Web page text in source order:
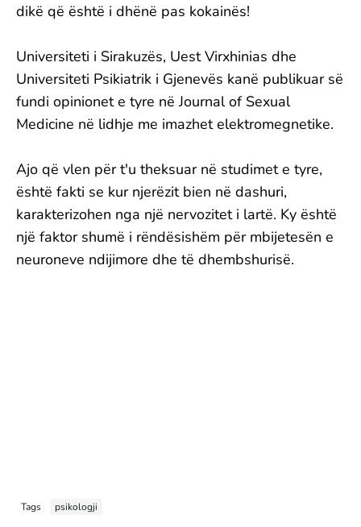
dikë që është i dhënë pas kokainës!
Universiteti i Sirakuzës, Uest Virxhinias dhe
Universiteti Psikiatrik i Gjenevës kanë publikuar së
fundi opinionet e tyre në Journal of Sexual
Medicine në lidhje me imazhet elektromegnetike.
Ajo që vlen për t'u theksuar në studimet e tyre,
është fakti se kur njerëzit bien në dashuri,
karakterizohen nga një nervozitet i lartë. Ky është
një faktor shumë i rëndësishëm për mbijetesën e
neuroneve ndijimore dhe të dhembshurisë.
Tags psikologji